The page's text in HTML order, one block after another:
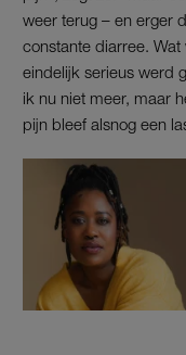
weer terug – en erger
constante diarree.
eindelijk serieus werd
ik nu niet meer, maar
pijn bleef alsnog een